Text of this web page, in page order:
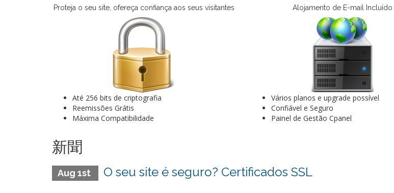
Proteja o seu site, ofereça confiança aos seus visitantes
Até 256 bits de criptografia
Reemissões Grátis
Máxima Compatibilidade
Alojamento de E-mail Incluído
Vários planos e upgrade possível
Confiável e Seguro
Painel de Gestão Cpanel
新聞
Aug 1st O seu site é seguro? Certificados SSL